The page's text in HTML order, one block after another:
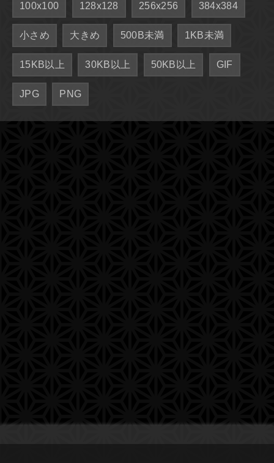
100x100 128x128 256x256 384x384
小さめ 大きめ 500B未満 1KB未満
15KB以上 30KB以上 50KB以上 GIF
JPG PNG